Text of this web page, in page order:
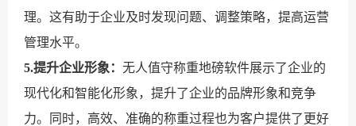
理。这有助于企业及时发现问题、调整策略，提高运营
管理水平。
5.提升企业形象： 无人值守称重地磅软件展示了企业的
现代化和智能化形象，提升了企业的品牌形象和竞争
力。同时，高效、准确的称重过程也为客户提供了更好